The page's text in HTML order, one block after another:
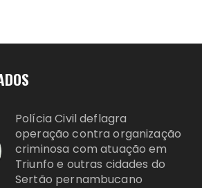
Polícia Civil deflagra
operação contra organização
criminosa com atuação em
Triunfo e outras cidades do
Sertão pernambucano